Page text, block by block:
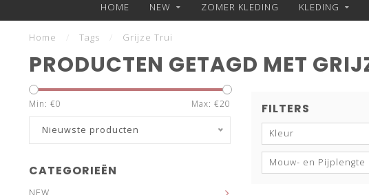
HOME NEW ZOMER KLEDING KLEDING
Home Tags Grijze Trui
PRODUCTEN GETAGD MET
Min: €0 Max: €20
Nieuwste producten
CATEGORIEËN
NEW
FILTERS
Kleur
Mouw- en Pijplengte